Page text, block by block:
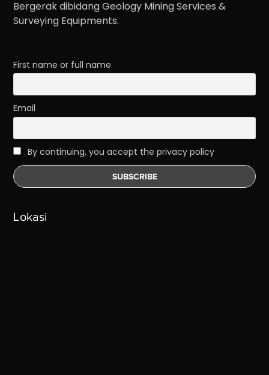
Bergerak dibidang Geology Mining Services &
Surveying Equipments.
First name or full name
Email
By continuing, you accept the privacy policy
Lokasi